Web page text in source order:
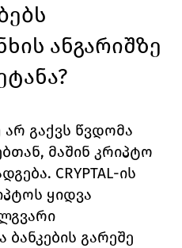
ანგარიშზე
არ გაქვს წვდომა
მაშინ კრიპტო
CRYPTAL-ის
ყიდვა
ბანკების გარეშე